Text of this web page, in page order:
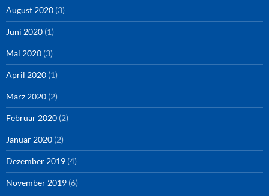
August 2020 (3)
Juni 2020 (1)
Mai 2020 (3)
April 2020 (1)
März 2020 (2)
Februar 2020 (2)
Januar 2020 (2)
Dezember 2019 (4)
November 2019 (6)